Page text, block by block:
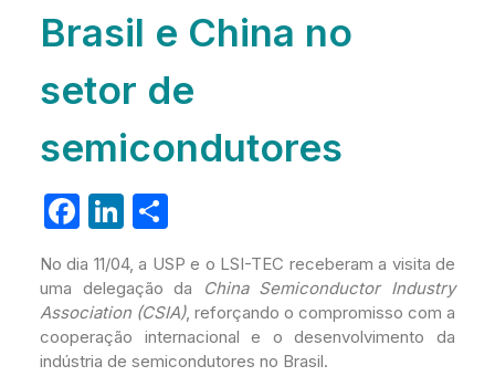
Brasil e China no
setor de
semicondutores
F
a
c
e
b
Li
n
k
e
dI
S
h
ar
e
No dia 11/04, a USP e o LSI-TEC receberam a visita de
uma delegação da
China Semiconductor Industry
Association (CSIA), reforçando o compromisso com a
cooperação internacional e o desenvolvimento da
indústria de semicondutores no Brasil.